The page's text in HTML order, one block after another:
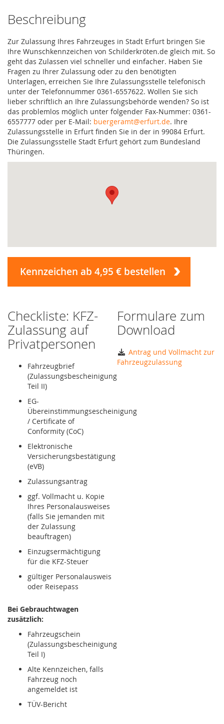
Beschreibung
Zur Zulassung Ihres Fahrzeuges in Stadt Erfurt bringen Sie
Ihre Wunschkennzeichen von Schilderkröten.de gleich mit. So
geht das Zulassen viel schneller und einfacher. Haben Sie
Fragen zu Ihrer Zulassung oder zu den benötigten
Unterlagen, erreichen Sie Ihre Zulassungsstelle telefonisch
unter der Telefonnummer 0361-6557622. Wollen Sie sich
lieber schriftlich an Ihre Zulassungsbehörde wenden? So ist
das problemlos möglich unter folgender Fax-Nummer: 0361-
6557777 oder per E-Mail: buergeramt@erfurt.de. Ihre
Zulassungsstelle in Erfurt finden Sie in der in 99084 Erfurt.
Die Zulassungsstelle Stadt Erfurt gehört zum Bundesland
Thüringen.
Kennzeichen ab 4,95 € bestellen
Checkliste: KFZ-
Zulassung auf
Privatpersonen
Fahrzeugbrief
(Zulassungsbescheinigung
Teil II)
EG-
Übereinstimmungsescheinigung
/ Certificate of
Conformity (CoC)
Elektronische
Versicherungsbestätigung
(eVB)
Zulassungsantrag
ggf. Vollmacht u. Kopie
Ihres Personalausweises
(falls Sie jemanden mit
der Zulassung
beauftragen)
Einzugsermächtigung
für die KFZ-Steuer
gültiger Personalausweis
oder Reisepass
Bei Gebrauchtwagen
zusätzlich:
Fahrzeugschein
(Zulassungsbescheinigung
Teil I)
Alte Kennzeichen, falls
Fahrzeug noch
angemeldet ist
TÜV-Bericht
Formulare zum
Download
Antrag und Vollmacht zur
Fahrzeugzulassung